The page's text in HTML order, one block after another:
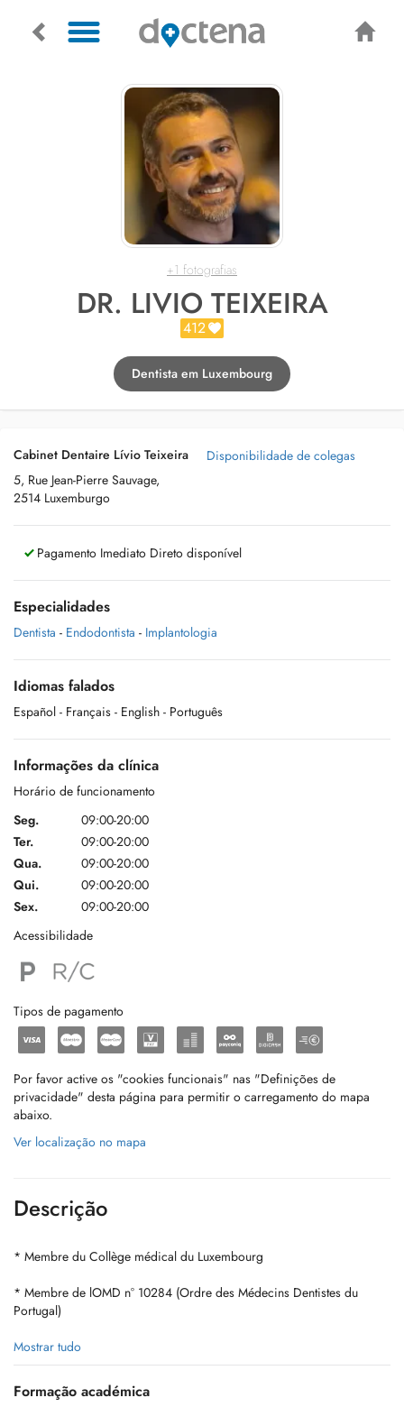
+1 fotografias
DR. LIVIO TEIXEIRA
412
Dentista em Luxembourg
Cabinet Dentaire Lívio Teixeira
5, Rue Jean-Pierre Sauvage,
2514 Luxemburgo
Disponibilidade de colegas
Pagamento Imediato Direto disponível
Especialidades
Dentista - Endodontista - Implantologia
Idiomas falados
Español - Français - English - Português
Informações da clínica
Horário de funcionamento
Seg.
09:00-20:00
Ter.
09:00-20:00
Qua.
09:00-20:00
Qui.
09:00-20:00
Sex.
09:00-20:00
Acessibilidade
Tipos de pagamento
Por favor active os "cookies funcionais" nas "Definições de
privacidade" desta página para permitir o carregamento do mapa
abaixo.
Ver localização no mapa
Descrição
* Membre du Collège médical du Luxembourg
* Membre de lOMD n° 10284 (Ordre des Médecins Dentistes du
Portugal)
PT : As consultas disponíveis no Doctena são exclusivamente
reservadas para novos pacientes que desejam agendar a primeira
consulta.
Mostrar tudo
Formação académica